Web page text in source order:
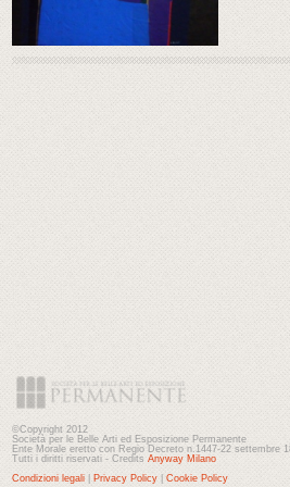
©Copyright 2012
Società per le Belle Arti ed Esposizione Permanente
Ente Morale eretto con Regio Decreto n.1447-22 settembre
Tutti i diritti riservati - Credits Anyway Milano
Condizioni legali
Privacy Policy Cookie Policy